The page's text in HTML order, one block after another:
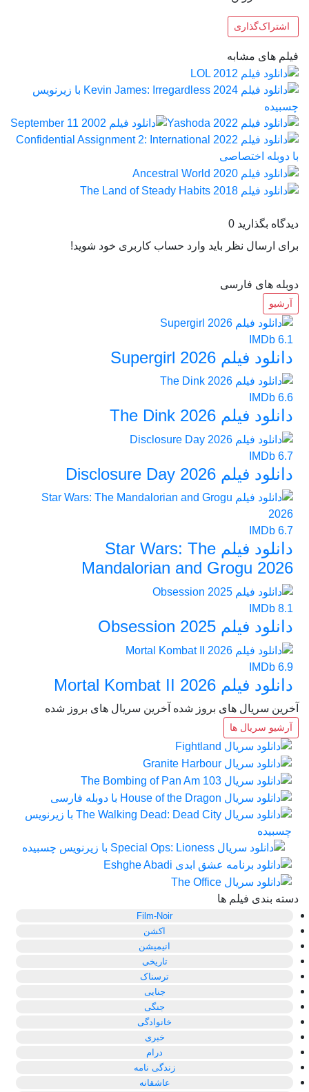
اشتراک‌گذاری
فیلم های مشابه
دیدگاه بگذارید 0
برای ارسال نظر باید وارد حساب کاربری خود شوید!
دوبله های فارسی
آرشیو
IMDb 6.1
دانلود فیلم Supergirl 2026
IMDb 6.6
دانلود فیلم The Dink 2026
IMDb 6.7
دانلود فیلم Disclosure Day 2026
IMDb 6.7
دانلود فیلم Star Wars: The
Mandalorian and Grogu 2026
IMDb 8.1
دانلود فیلم Obsession 2025
IMDb 6.9
دانلود فیلم Mortal Kombat II 2026
آخرین سریال های بروز شده آخرین سریال های بروز شده
آرشیو سریال ها
دسته بندی فیلم ها
Film-Noir
اکشن
انیمیشن
تاریخی
ترسناک
جنایی
جنگی
خانوادگی
خبری
درام
زندگی نامه
عاشقانه